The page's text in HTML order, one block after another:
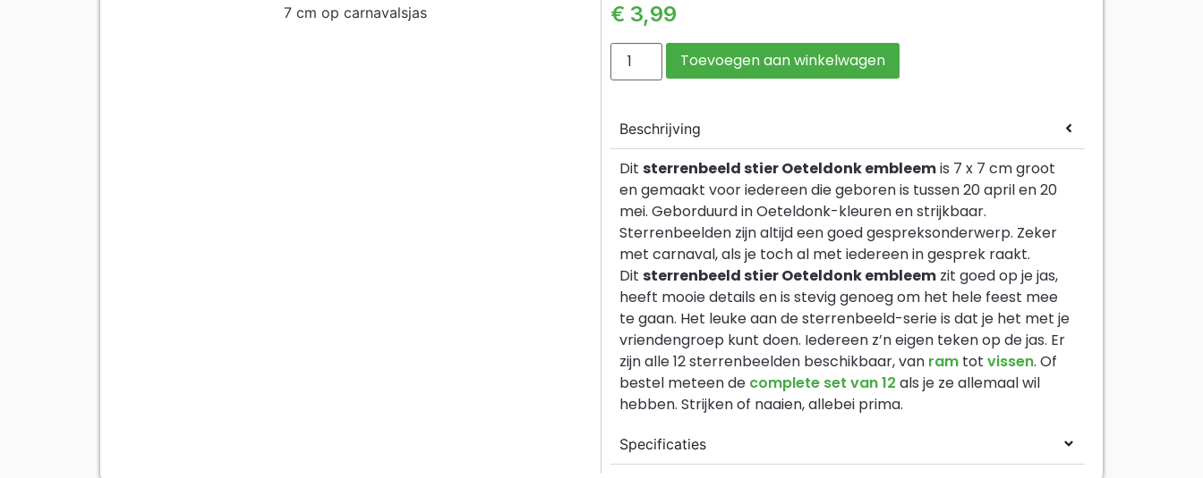
€ 3,99
Toevoegen aan winkelwagen
Beschrijving
Ditsterrenbeeld stier Oeteldonk embleemis 7 x 7 cm groot
en gemaakt voor iedereen die geboren is tussen 20 april en 20
mei. Geborduurd in Oeteldonk-kleuren en strijkbaar.
Sterrenbeelden zijn altijd een goed gespreksonderwerp. Zeker
met carnaval, als je toch al met iedereen in gesprek raakt.
Ditsterrenbeeld stier Oeteldonk embleem zit goed op je jas,
heeft mooie details en is stevig genoeg om het hele feest mee
te gaan. Het leuke aan de sterrenbeeld-serie is dat je het met je
vriendengroep kunt doen. Iedereen z’n eigen teken op de jas. Er
zijn alle 12 sterrenbeelden beschikbaar, van ram totvissen. Of
bestel meteen de complete set van 12 als je ze allemaal wil
hebben. Strijken of naaien, allebei prima.
Specificaties